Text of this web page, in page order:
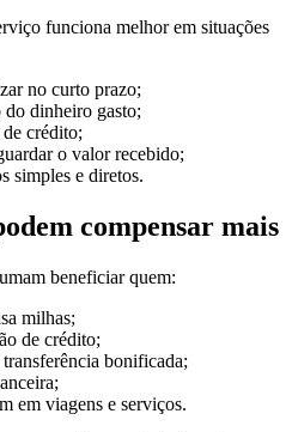
funciona melhor em situações
no curto prazo;
dinheiro gasto;
crédito;
o valor recebido;
simples e diretos.
compensar mais
beneficiar quem:
milhas;
de crédito;
bonificada;
em viagens e serviços.